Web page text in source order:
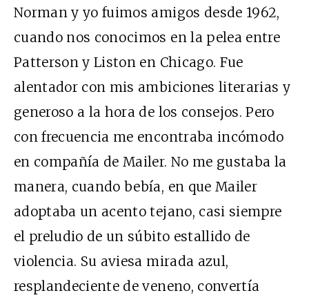
Norman y yo fuimos amigos desde 1962,
cuando nos conocimos en la pelea entre
Patterson y Liston en Chicago. Fue
alentador con mis ambiciones literarias y
generoso a la hora de los consejos. Pero
con frecuencia me encontraba incómodo
en compañía de Mailer. No me gustaba la
manera, cuando bebía, en que Mailer
adoptaba un acento tejano, casi siempre
el preludio de un súbito estallido de
violencia. Su aviesa mirada azul,
resplandeciente de veneno, convertía